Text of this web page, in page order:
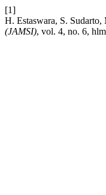
[1]
H. Estaswara, S.
(JAMSI), vol. 4, no. 6,